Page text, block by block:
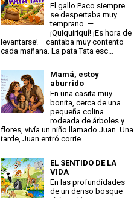
El gallo Paco siempre
se despertaba muy
temprano. —
¡Quiquiriquí! ¡Es hora de
levantarse! —cantaba muy contento
cada mañana. La pata Tata esc...
Mamá, estoy
aburrido
En una casita muy
bonita, cerca de una
pequeña colina
rodeada de árboles y
flores, vivía un niño llamado Juan. Una
tarde, Juan entró corrie...
EL SENTIDO DE LA
VIDA
En las profundidades
de un denso bosque